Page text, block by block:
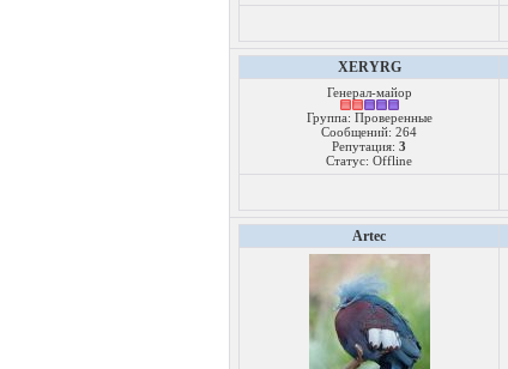
XERYRG
Генерал-майор
Группа: Проверенные
Сообщений: 264
Репутация: 3
Статус: Offline
Artec